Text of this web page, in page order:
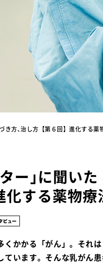
き方､治し方【第６回】進化する薬
ー｣に聞い
化する薬物
くかかる「がん」。それ
ています。そんな乳がん